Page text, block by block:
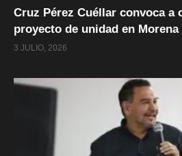
Cruz Pérez Cuéllar convoca a
proyecto de unidad en Morena
3 JULIO, 2026